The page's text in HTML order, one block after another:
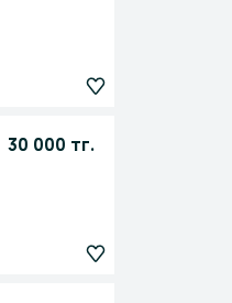
30 000 тг.